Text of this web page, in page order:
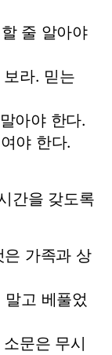
줄 알아야
라. 믿는
아야 한다.
야 한다.
간을 갖도록
은 가족과 상
고 베풀었
문은 무시